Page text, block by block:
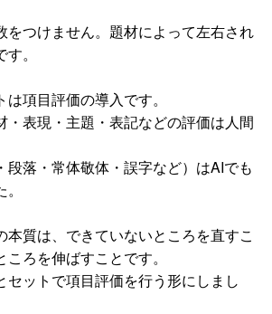
つけません。題材によって左右され
。
項目評価の導入です。
表現・主題・表記などの評価は人間
落・常体敬体・誤字など）はAIでも
質は、できていないところを直すこ
ろを伸ばすことです。
ットで項目評価を行う形にしまし